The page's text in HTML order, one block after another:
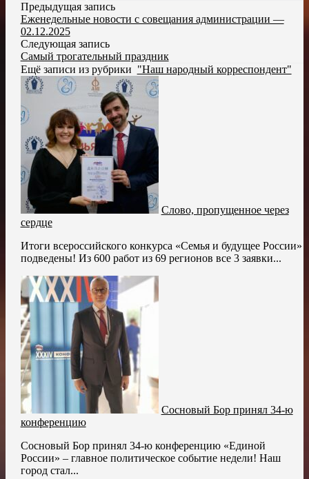
Предыдущая запись
Еженедельные новости с совещания администрации —
02.12.2025
Следующая запись
Самый трогательный праздник
Ещё записи из рубрики "Наш народный корреспондент"
Слово, пропущенное через
сердце
Итоги всероссийского конкурса «Семья и будущее России»
подведены! Из 600 работ из 69 регионов все 3 заявки...
Сосновый Бор принял 34-ю
конференцию
Сосновый Бор принял 34-ю конференцию «Единой
России» – главное политическое событие недели! Наш
город стал...